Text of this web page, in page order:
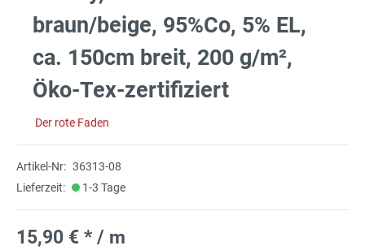
braun/beige, 95%Co, 5% EL,
ca. 150cm breit, 200 g/m²,
Öko-Tex-zertifiziert
Der rote Faden
Artikel-Nr: 36313-08
Lieferzeit:
1-3 Tage
15,90 € * / m